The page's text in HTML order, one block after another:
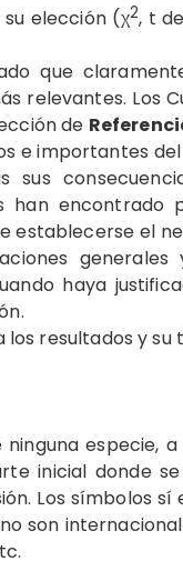
elección (χ2, t
que
relevantes. Los
de
e importantes
sus
han
establecerse el
haya
resultados y su
especie,
inicial donde
Los símbolos sí
son